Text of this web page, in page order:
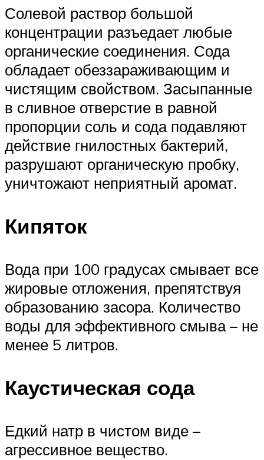
Солевой раствор большой
концентрации разъедает любые
органические соединения. Сода
обладает обеззараживающим и
чистящим свойством. Засыпанные
в сливное отверстие в равной
пропорции соль и сода подавляют
действие гнилостных бактерий,
разрушают органическую пробку,
уничтожают неприятный аромат.
Кипяток
Вода при 100 градусах смывает все
жировые отложения, препятствуя
образованию засора. Количество
воды для эффективного смыва – не
менее 5 литров.
Каустическая сода
Едкий натр в чистом виде –
агрессивное вещество.